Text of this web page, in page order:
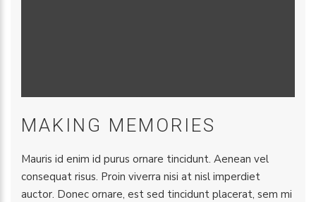
MAKING MEMORIES
Mauris id enim id purus ornare tincidunt. Aenean vel
consequat risus. Proin viverra nisi at nisl imperdiet
auctor. Donec ornare, est sed tincidunt placerat, sem mi